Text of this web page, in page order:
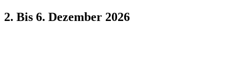
2. Bis 6. Dezember 2026